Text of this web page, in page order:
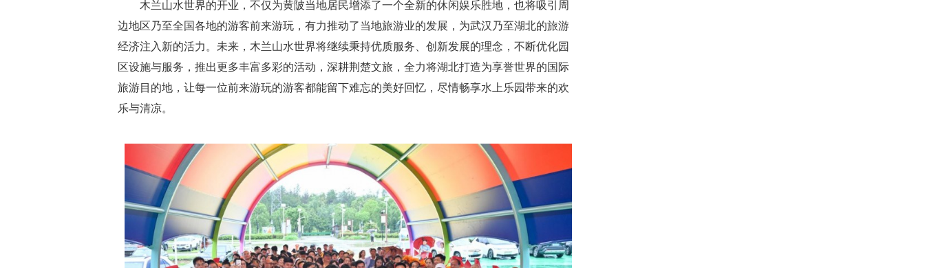
木兰山水世界的开业，不仅为黄陂当地居民增添了一个全新的休闲娱乐胜地，也将吸引周
边地区乃至全国各地的游客前来游玩，有力推动了当地旅游业的发展，为武汉乃至湖北的旅游
经济注入新的活力。未来，木兰山水世界将继续秉持优质服务、创新发展的理念，不断优化园
区设施与服务，推出更多丰富多彩的活动，深耕荆楚文旅，全力将湖北打造为享誉世界的国际
旅游目的地，让每一位前来游玩的游客都能留下难忘的美好回忆，尽情畅享水上乐园带来的欢
乐与清凉。